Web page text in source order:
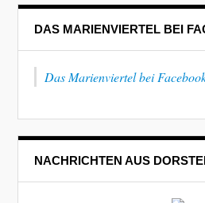
DAS MARIENVIERTEL BEI
Das Marienviertel bei
NACHRICHTEN AUS